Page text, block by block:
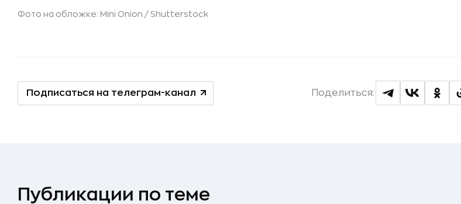
Фото на обложке: Mini Onion / Shutterstock
Подписаться на телеграм-канал Поделиться:
Публикации по теме